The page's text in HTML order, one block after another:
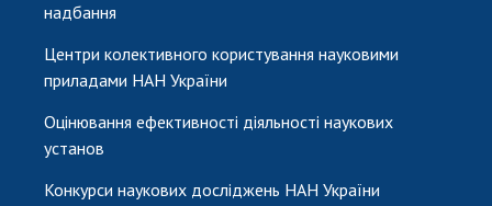
надбання
Центри колективного користування науковими
приладами НАН України
Оцінювання ефективності діяльності наукових
установ
Конкурси наукових досліджень НАН України